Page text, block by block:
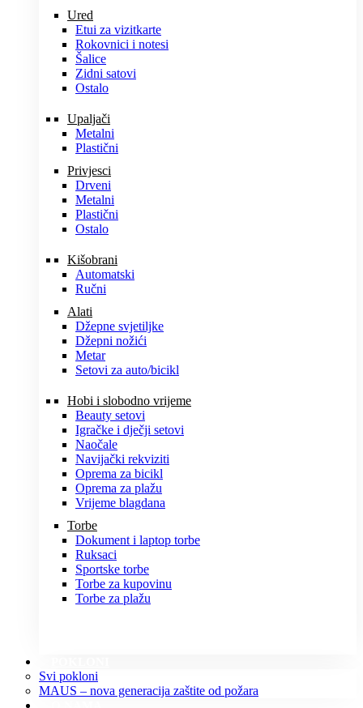
Ured
Etui za vizitkarte
Rokovnici i notesi
Šalice
Zidni satovi
Ostalo
Upaljači
Metalni
Plastični
Privjesci
Drveni
Metalni
Plastični
Ostalo
Kišobrani
Automatski
Ručni
Alati
Džepne svjetiljke
Džepni nožići
Metar
Setovi za auto/bicikl
Hobi i slobodno vrijeme
Beauty setovi
Igračke i dječji setovi
Naočale
Navijački rekviziti
Oprema za bicikl
Oprema za plažu
Vrijeme blagdana
Torbe
Dokument i laptop torbe
Ruksaci
Sportske torbe
Torbe za kupovinu
Torbe za plažu
Svi pokloni
MAUS – nova generacija zaštite od požara